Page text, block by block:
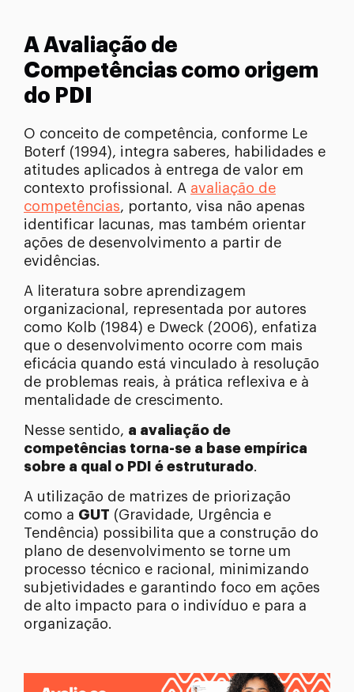
A Avaliação de
Competências como origem
do PDI
O conceito de competência, conforme Le
Boterf (1994), integra saberes, habilidades e
atitudes aplicados à entrega de valor em
contexto profissional. A avaliação de
competências, portanto, visa não apenas
identificar lacunas, mas também orientar
ações de desenvolvimento a partir de
evidências.
A literatura sobre aprendizagem
organizacional, representada por autores
como Kolb (1984) e Dweck (2006), enfatiza
que o desenvolvimento ocorre com mais
eficácia quando está vinculado à resolução
de problemas reais, à prática reflexiva e à
mentalidade de crescimento.
Nesse sentido, a avaliação de
competências torna-se a base empírica
sobre a qual o PDI é estruturado.
A utilização de matrizes de priorização
como a GUT (Gravidade, Urgência e
Tendência) possibilita que a construção do
plano de desenvolvimento se torne um
processo técnico e racional, minimizando
subjetividades e garantindo foco em ações
de alto impacto para o indivíduo e para a
organização.